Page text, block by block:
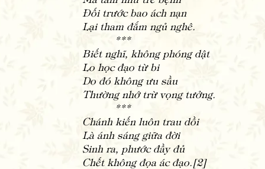
Đối trước bao ách nạn
Lại tham đắm ngủ nghê.
***
Biết nghĩ, không phóng dật
Lo học đạo từ bi
Do đó không ưu sầu
Thường nhớ trừ vọng tưởng.
***
Chánh kiến luôn trau dồi
Là ánh sáng giữa đời
Sinh ra, phước đầy đủ
Chết không đọa ác đạo.[2]